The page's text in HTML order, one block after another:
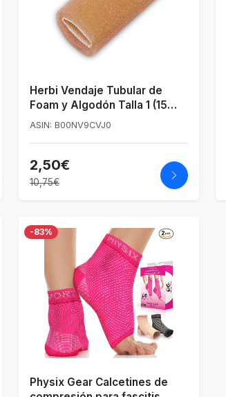
Herbi Vendaje Tubular de
Foam y Algodón Talla 1 (15
mm) - Unidad
ASIN: B00NV9CVJ0
2,50€
10,75€
-83%
Physix Gear Calcetines de